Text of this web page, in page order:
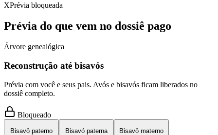
XPrévia bloqueada
Prévia do que vem no dossiê pago
Árvore genealógica
Reconstrução até bisavós
Prévia com você e seus pais. Avós e bisavós ficam liberados no
dossiê completo.
Bloqueado
Bisavô paterno
Bisavó paterna
Bisavô materno